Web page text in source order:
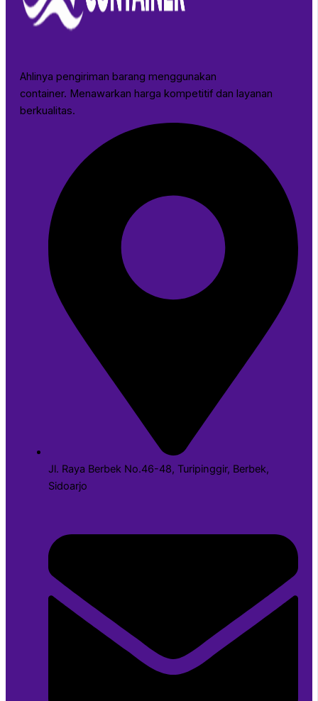
Ahlinya pengiriman barang menggunakan
container. Menawarkan harga kompetitif dan layanan
berkualitas.
Jl. Raya Berbek No.46-48, Turipinggir, Berbek,
Sidoarjo